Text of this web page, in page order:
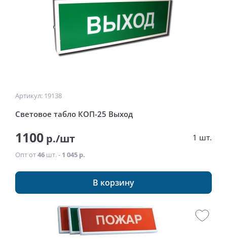
Артикул: 19138
Световое табло КОП-25 Выход
1100 р./шт 1 шт.
Опт от46 шт. - 1 045 р.
В корзину